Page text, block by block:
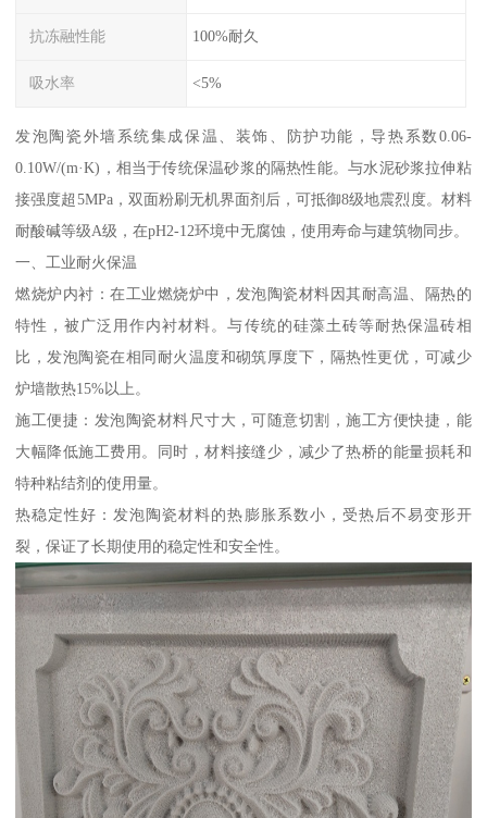
抗冻融性能 100%耐久
吸水率 <5%
发泡陶瓷外墙系统集成保温、装饰、防护功能，导热系数0.06-
0.10W/(m·K)，相当于传统保温砂浆的隔热性能。与水泥砂浆拉伸粘
接强度超5MPa，双面粉刷无机界面剂后，可抵御8级地震烈度。材料
耐酸碱等级A级，在pH2-12环境中无腐蚀，使用寿命与建筑物同步。
一、工业耐火保温
燃烧炉内衬：在工业燃烧炉中，发泡陶瓷材料因其耐高温、隔热的
特性，被广泛用作内衬材料。与传统的硅藻土砖等耐热保温砖相
比，发泡陶瓷在相同耐火温度和砌筑厚度下，隔热性更优，可减少
炉墙散热15%以上。
施工便捷：发泡陶瓷材料尺寸大，可随意切割，施工方便快捷，能
大幅降低施工费用。同时，材料接缝少，减少了热桥的能量损耗和
特种粘结剂的使用量。
热稳定性好：发泡陶瓷材料的热膨胀系数小，受热后不易变形开
裂，保证了长期使用的稳定性和安全性。